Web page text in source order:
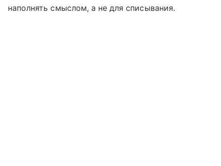
наполнять смыслом, а не для списывания.